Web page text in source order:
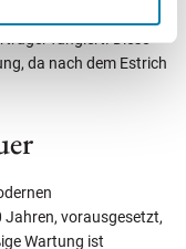
fungiert. Diese
da nach dem Estrich
Jahren, vorausgesetzt,
Wartung ist